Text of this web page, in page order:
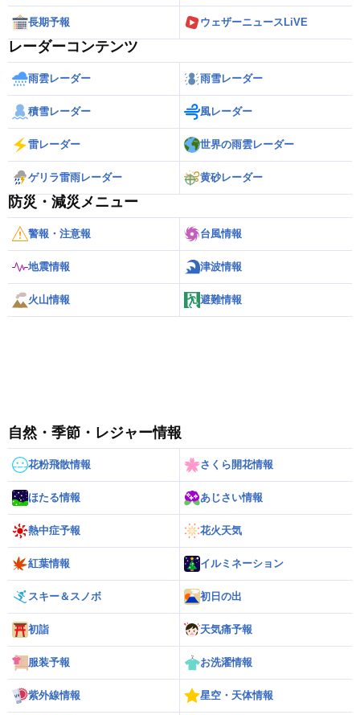
長期予報 ウェザーニュースLiVE
レーダーコンテンツ
雨雲レーダー 雨雪レーダー
積雪レーダー 風レーダー
雷レーダー 世界の雨雲レーダー
ゲリラ雷雨レーダー 黄砂レーダー
防災・減災メニュー
警報・注意報 台風情報
地震情報 津波情報
火山情報 避難情報
自然・季節・レジャー情報
花粉飛散情報 さくら開花情報
ほたる情報 あじさい情報
熱中症予報 花火天気
紅葉情報 イルミネーション
スキー＆スノボ 初日の出
初詣 天気痛予報
服装予報 お洗濯情報
紫外線情報 星空・天体情報